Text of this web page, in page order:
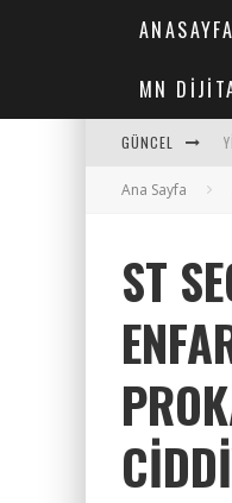
ANASAYFA
MN
GÜNCEL
Ana Sayfa
ST